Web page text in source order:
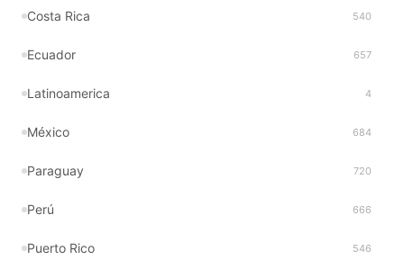
Costa Rica 540
Ecuador 657
Latinoamerica 4
México 684
Paraguay 720
Perú 666
Puerto Rico 546